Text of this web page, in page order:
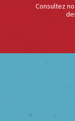
Consultez